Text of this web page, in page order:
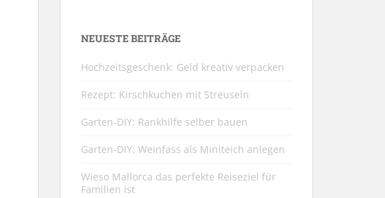
NEUESTE BEITRÄGE
Hochzeitsgeschenk: Geld kreativ verpacken
Rezept: Kirschkuchen mit Streuseln
Garten-DIY: Rankhilfe selber bauen
Garten-DIY: Weinfass als Miniteich anlegen
Wieso Mallorca das perfekte Reiseziel für
Familien ist